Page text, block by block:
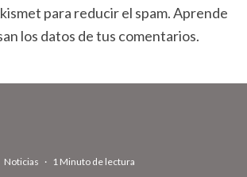
para reducir el spam.Aprende
los datos de tus comentarios.
Noticias · 1 Minuto de lectura